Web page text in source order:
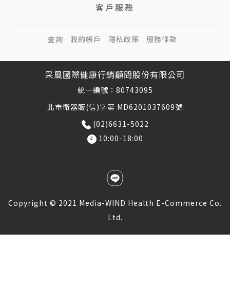
客戶服務
查詢 我的帳戶 隱私政策 服務條款
采風國際健康行銷顧問股份有限公司
統一編號：80743095
北市衛器販(信)字第 MD6201037609號
(02)6631-5022
10:00-18:00
Copyright © 2021 Media-WIND Health E-Commerce Co.
Ltd.